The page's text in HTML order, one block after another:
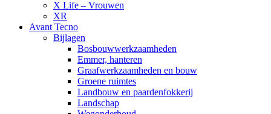
X Life – Vrouwen
XR
Avant Tecno
Bijlagen
Bosbouwwerkzaamheden
Emmer, hanteren
Graafwerkzaamheden en bouw
Groene ruimtes
Landbouw en paardenfokkerij
Landschap